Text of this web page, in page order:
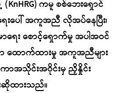
ကမူ စစ်ဘေးရှောင်
းပေါ် အကူအညီ လိုအပ်နေပြီး၊
း စောင့်ရှောက်မှု အပါအဝင်
ာ ထောက်ထားမှု အကူအညီများ
ာအသိုင်းအဝိုင်းမှ ညှိနှိုင်း
ဆိုထားသည်။